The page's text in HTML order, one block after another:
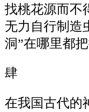
找桃花源而不
无力自行制造
洞”在哪里都把
肆
在我国古代的